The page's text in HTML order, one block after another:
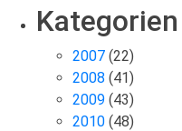
Kategorien
2007 (22)
2008 (41)
2009 (43)
2010 (48)